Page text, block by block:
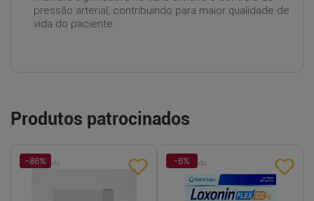
pressão arterial, contribuindo para maior qualidade de
vida do paciente.
Produtos patrocinados
Patrocinado
-86% Patrocinado
-6%